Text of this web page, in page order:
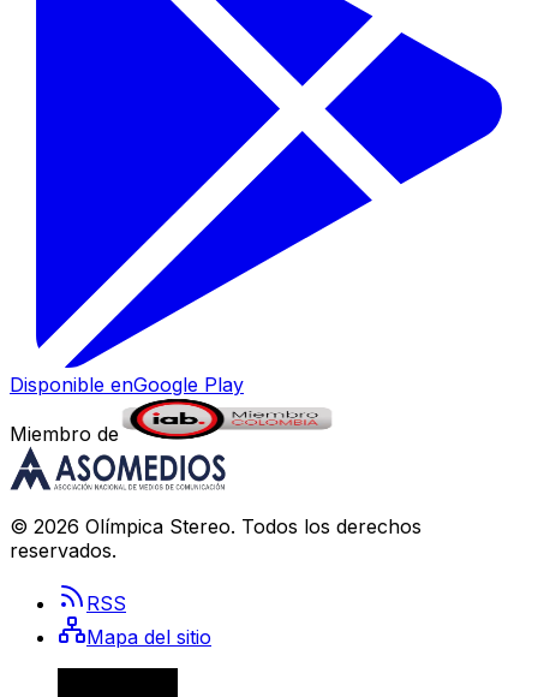
Disponible enGoogle Play
Miembro de
© 2026 Olímpica Stereo. Todos los derechos
reservados.
RSS
Mapa del sitio